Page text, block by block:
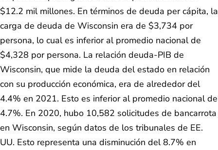
$12.2 mil millones. En términos de deuda per cápita, la
carga de deuda de Wisconsin era de $3,734 por
persona, lo cual es inferior al promedio nacional de
$4,328 por persona. La relación deuda-PIB de
Wisconsin, que mide la deuda del estado en relación
con su producción económica, era de alrededor del
4.4% en 2021. Esto es inferior al promedio nacional de
4.7%. En 2020, hubo 10,582 solicitudes de bancarrota
en Wisconsin, según datos de los tribunales de EE.
UU. Esto representa una disminución del 8.7% en